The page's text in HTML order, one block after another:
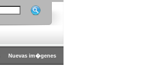
Nuevas im�genes